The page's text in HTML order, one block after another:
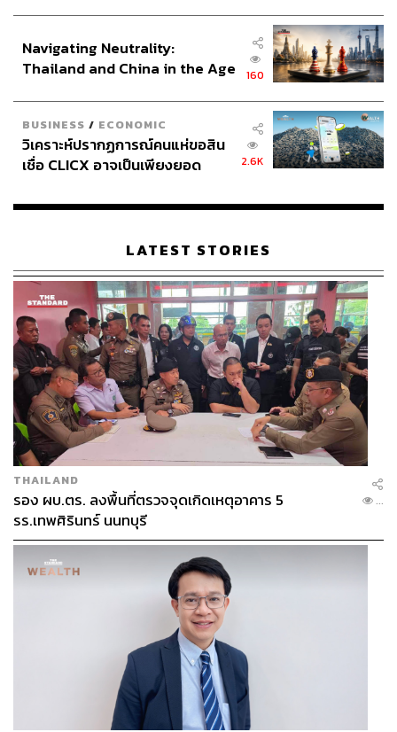
และ Kaviari Krystal Caviar, Souffle Potato, Egg Espuma
เป็นซูเฟลมันฝรั่งที่เชฟนำไปกงฟี มาพร้อมหัวหอมซอเต้ เอสพู
ม่าไข่ ท็อปมันฝรั่งทอดและคาเวียร์ฝรั่งเศส เป็นรสชาติที่
แปลกใหม่ดี
เมนคอร์สเสิร์ฟ 2 เมนู คือ Wellington Lobster, duxelles,
Navigating Neutrality:
Thailand and China in the Age
160
BUSINESS / ECONOMIC
วิเคราะห์ปรากฏการณ์คนแห่ขอสิน
เชื่อ CLICX อาจเป็นเพียงยอด
เรือนไทยที่ถูกซุกไว้
2.6K
LATEST STORIES
THAILAND
รอง ผบ.ตร. ลงพื้นที่ตรวจจุดเกิดเหตุอาคาร 5
รร.เทพศิรินทร์ นนทบุรี
...